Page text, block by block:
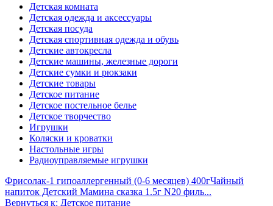
Детская комната
Детская одежда и аксессуары
Детская посуда
Детская спортивная одежда и обувь
Детские автокресла
Детские машины, железные дороги
Детские сумки и рюкзаки
Детские товары
Детское питание
Детское постельное белье
Детское творчество
Игрушки
Коляски и кроватки
Настольные игры
Радиоуправляемые игрушки
Фрисолак-1 гипоаллергенный (0-6 месяцев) 400гЧайный
напиток Детский Мамина сказка 1.5г N20 филь...
Вернуться к: Детское питание